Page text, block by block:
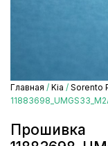
Главная / Kia / Sorento
Прошивка